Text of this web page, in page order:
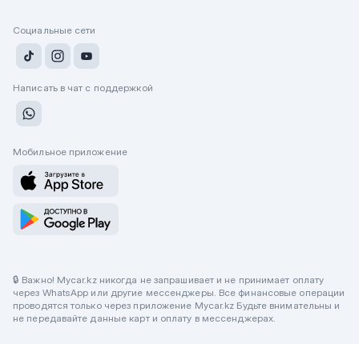
Социальные сети
Написать в чат с поддержкой
Мобильное приложение
🔒 Важно! Mycar.kz никогда не запрашивает и не принимает оплату
через WhatsApp или другие мессенджеры. Все финансовые операции
проводятся только через приложение Mycar.kz Будьте внимательны и
не передавайте данные карт и оплату в мессенджерах.